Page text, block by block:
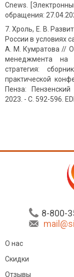
Cnews.
обращения:
Хроль, Е. В.
России в условиях
А. М. Кумратова //
менеджмента на
стратегия:
практической
Пенза:
2023. - С. 592-596.
8-800-
О нас
Скидки
Отзывы